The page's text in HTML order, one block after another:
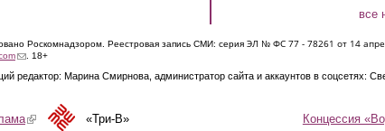
все
Роскомнадзором. Реестровая запись СМИ: серия ЭЛ № ФС 77 - 78261 от 14
(link sends e-mail)
. 18+
редактор: Марина Смирнова, администратор сайта и аккаунтов в соцсетях:
Концессия
(link is external)«Три-В»